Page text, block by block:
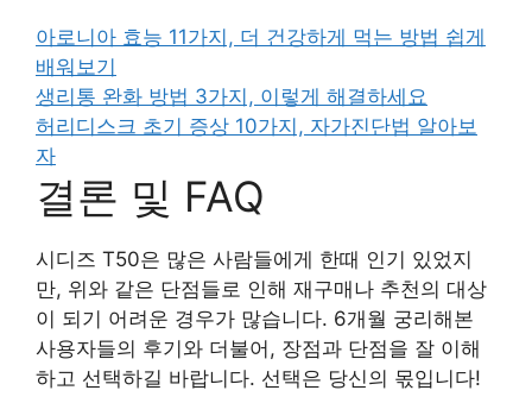
아로니아 효능 11가지, 더 건강하게 먹는 방법 쉽게
배워보기
생리통 완화 방법 3가지, 이렇게 해결하세요
허리디스크 초기 증상 10가지, 자가진단법 알아보
자
결론 및 FAQ
시디즈 T50은 많은 사람들에게 한때 인기 있었지
만, 위와 같은 단점들로 인해 재구매나 추천의 대상
이 되기 어려운 경우가 많습니다. 6개월 궁리해본
사용자들의 후기와 더불어, 장점과 단점을 잘 이해
하고 선택하길 바랍니다. 선택은 당신의 몫입니다!